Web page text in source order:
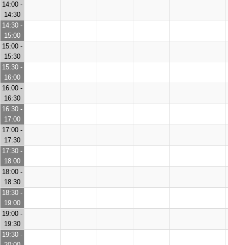
14:00 -
14:30
14:30 -
15:00
15:00 -
15:30
15:30 -
16:00
16:00 -
16:30
16:30 -
17:00
17:00 -
17:30
17:30 -
18:00
18:00 -
18:30
18:30 -
19:00
19:00 -
19:30
19:30 -